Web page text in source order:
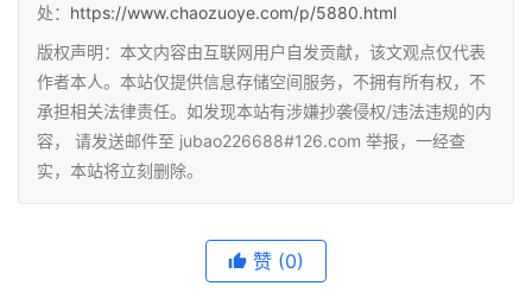
处： https://www.chaozuoye.com/p/5880.html
版权声明：本文内容由互联网用户自发贡献，该文观点仅代表
作者本人。本站仅提供信息存储空间服务，不拥有所有权，不
承担相关法律责任。如发现本站有涉嫌抄袭侵权/违法违规的内
容， 请发送邮件至 jubao226688#126.com 举报，一经查
实，本站将立刻删除。
赞 (0)